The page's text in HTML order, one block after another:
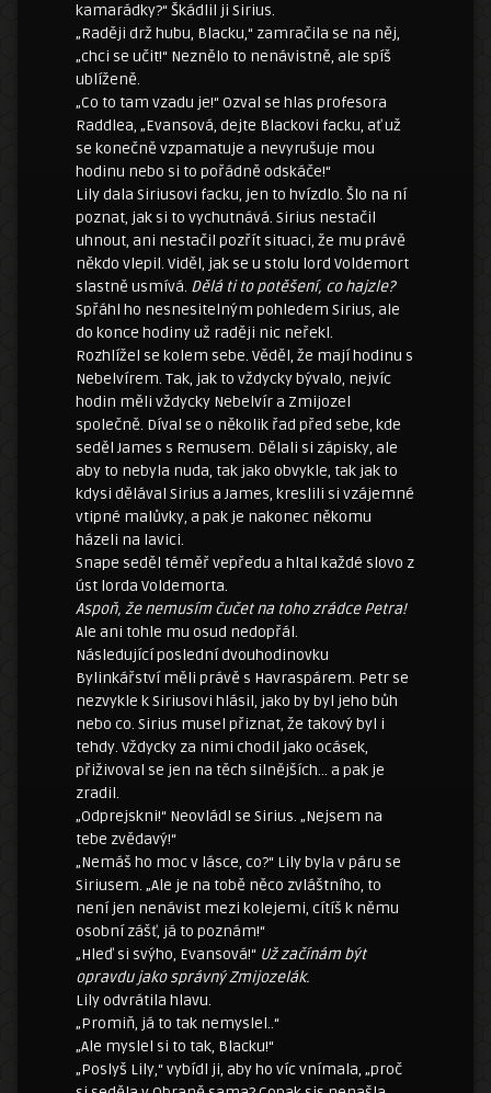
kamarádky?“ Škádlil ji Sirius.
„Raději drž hubu, Blacku,“ zamračila se na něj,
„chci se učit!“ Neznělo to nenávistně, ale spíš
ublíženě.
„Co to tam vzadu je!“ Ozval se hlas profesora
Raddlea, „Evansová, dejte Blackovi facku, ať už
se konečně vzpamatuje a nevyrušuje mou
hodinu nebo si to pořádně odskáče!“
Lily dala Siriusovi facku, jen to hvízdlo. Šlo na ní
poznat, jak si to vychutnává. Sirius nestačil
uhnout, ani nestačil pozřít situaci, že mu právě
někdo vlepil. Viděl, jak se u stolu lord Voldemort
slastně usmívá. Dělá ti to potěšení, co hajzle?
Spřáhl ho nesnesitelným pohledem Sirius, ale
do konce hodiny už raději nic neřekl.
Rozhlížel se kolem sebe. Věděl, že mají hodinu s
Nebelvírem. Tak, jak to vždycky bývalo, nejvíc
hodin měli vždycky Nebelvír a Zmijozel
společně. Díval se o několik řad před sebe, kde
seděl James s Remusem. Dělali si zápisky, ale
aby to nebyla nuda, tak jako obvykle, tak jak to
kdysi dělával Sirius a James, kreslili si vzájemné
vtipné malůvky, a pak je nakonec někomu
házeli na lavici.
Snape seděl téměř vepředu a hltal každé slovo z
úst lorda Voldemorta.
Aspoň, že nemusím čučet na toho zrádce Petra!
Ale ani tohle mu osud nedopřál.
Následující poslední dvouhodinovku
Bylinkářství měli právě s Havraspárem. Petr se
nezvykle k Siriusovi hlásil, jako by byl jeho bůh
nebo co. Sirius musel přiznat, že takový byl i
tehdy. Vždycky za nimi chodil jako ocásek,
přiživoval se jen na těch silnějších… a pak je
zradil.
„Odprejskni!“ Neovládl se Sirius. „Nejsem na
tebe zvědavý!“
„Nemáš ho moc v lásce, co?“ Lily byla v páru se
Siriusem. „Ale je na tobě něco zvláštního, to
není jen nenávist mezi kolejemi, cítíš k němu
osobní zášť, já to poznám!“
„Hleď si svýho, Evansová!“ Už začínám být
opravdu jako správný Zmijozelák.
Lily odvrátila hlavu.
„Promiň, já to tak nemyslel..“
„Ale myslel si to tak, Blacku!“
„Poslyš Lily,“ vybídl ji, aby ho víc vnímala, „proč